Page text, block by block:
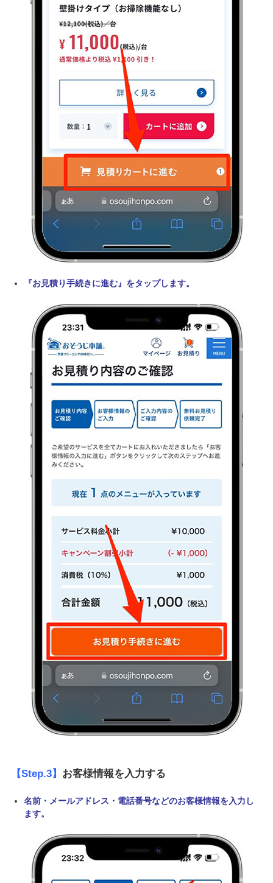
『お見積り手続きに進む』をタップします。
【Step.3】 お客様情報を入力する
名前・メールアドレス・電話番号などのお客様情報を入力し
ます。